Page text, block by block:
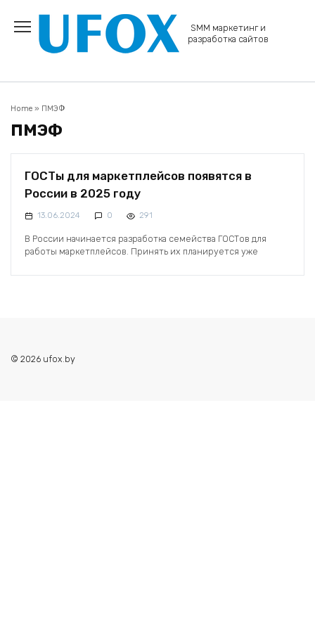
содержанию
SMM маркетинг и
разработка сайтов
Home » ПМЭФ
ПМЭФ
ГОСТы для маркетплейсов появятся в
России в 2025 году
13.06.2024 0 291
В России начинается разработка семейства ГОСТов для
работы маркетплейсов. Принять их планируется уже
© 2026 ufox.by